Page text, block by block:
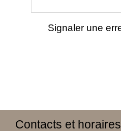
Signaler une
Contacts et horaires